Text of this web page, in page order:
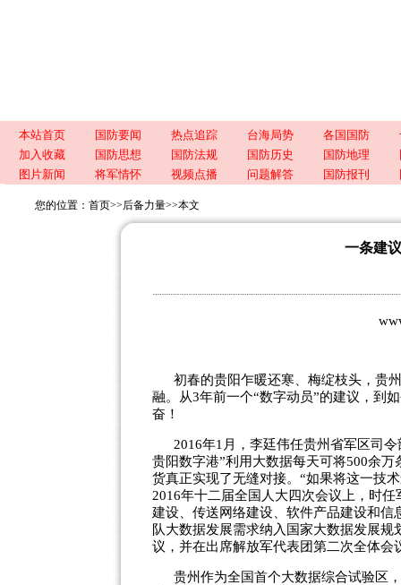
本站首页 国防要闻 热点追踪 台海局势 各国国防
加入收藏
国防思想 国防法规 国防历史 国防地理
图片新闻
将军情怀 视频点播 问题解答 国防报刊
您的位置： 首页>>后备力量>>本文
一条建
初春的贵阳乍暖还寒、梅绽枝头，贵
融。从3年前一个“数字动员”的建议，到
奋！
2016年1月，李廷伟任贵州省军区司
贵阳数字港”利用大数据每天可将500余
货真正实现了无缝对接。“如果将这一技
2016年十二届全国人大四次会议上，时
建设、传送网络建设、软件产品建设和
队大数据发展需求纳入国家大数据发展
议，并在出席解放军代表团第二次全体会
贵州作为全国首个大数据综合试验区